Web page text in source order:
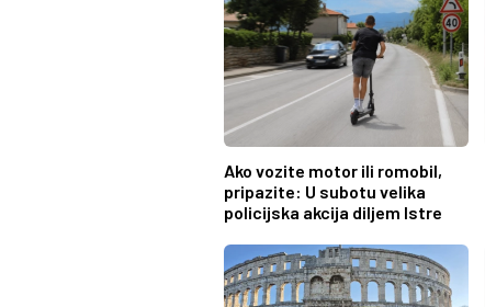
Ako vozite motor ili romobil,
pripazite: U subotu velika
policijska akcija diljem Istre